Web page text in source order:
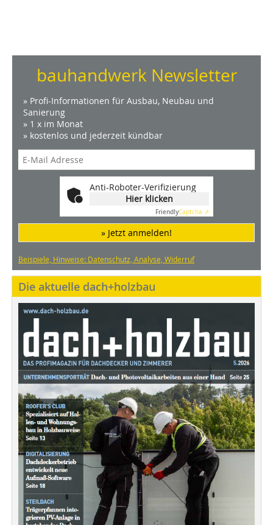
bauhandwerk Newsletter
» Profi-Informationen für Ausbau, Neubau und
Sanierung
» 1 x im Monat
» kostenlos und jederzeit kündbar
Anti-Roboter-Verifizierung
Hier klicken
FriendlyCaptcha ⇗
» Jetzt anmelden!
Beispiele, Hinweise: Datenschutz, Analyse, Widerruf
Die aktuelle dach+holzbau